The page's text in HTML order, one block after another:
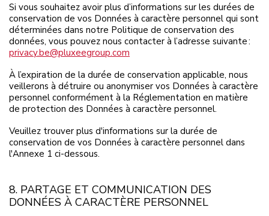
Si vous souhaitez avoir plus d’informations sur les durées de
conservation de vos Données à caractère personnel qui sont
déterminées dans notre Politique de conservation des
données, vous pouvez nous contacter à l’adresse suivante :
privacy.be@pluxeegroup.com
À l’expiration de la durée de conservation applicable, nous
veillerons à détruire ou anonymiser vos Données à caractère
personnel conformément à la Réglementation en matière
de protection des Données à caractère personnel.
Veuillez trouver plus d'informations sur la durée de
conservation de vos Données à caractère personnel dans
l'Annexe 1 ci-dessous.
8. PARTAGE ET COMMUNICATION DES
DONNÉES À CARACTÈRE PERSONNEL